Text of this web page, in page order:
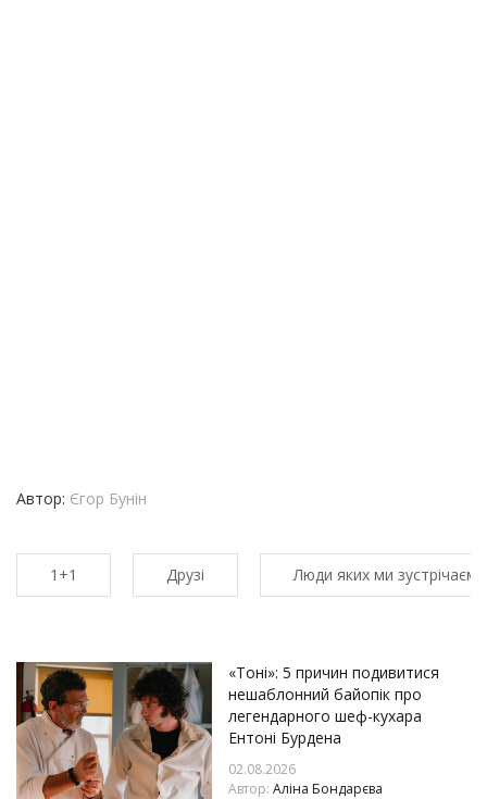
Автор: Єгор Бунін
1+1 Друзі Люди яких ми зустрічаємо
«Тоні»: 5 причин подивитися
нешаблонний байопік про
легендарного шеф-кухара
Ентоні Бурдена
02.08.2026
Автор: Аліна Бондарєва